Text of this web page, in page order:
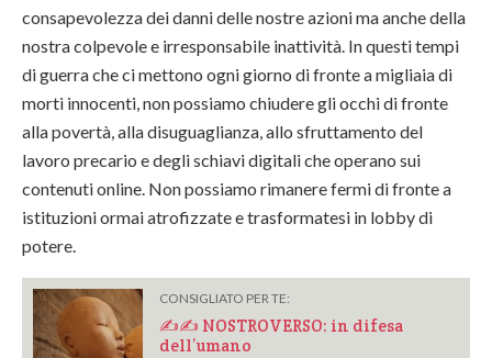
consapevolezza dei danni delle nostre azioni ma anche della
nostra colpevole e irresponsabile inattività. In questi tempi
di guerra che ci mettono ogni giorno di fronte a migliaia di
morti innocenti, non possiamo chiudere gli occhi di fronte
alla povertà, alla disuguaglianza, allo sfruttamento del
lavoro precario e degli schiavi digitali che operano sui
contenuti online. Non possiamo rimanere fermi di fronte a
istituzioni ormai atrofizzate e trasformatesi in lobby di
potere.
CONSIGLIATO PER TE:
✍️✍️ NOSTROVERSO: in difesa
dell’umano